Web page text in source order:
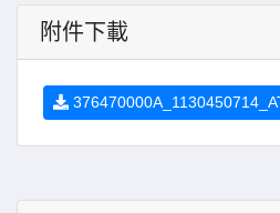
附件下載